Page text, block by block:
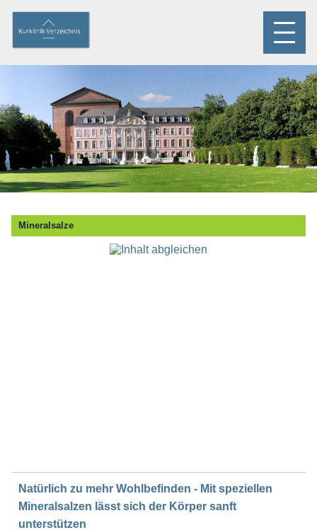
Mineralsalze
Natürlich zu mehr Wohlbefinden - Mit speziellen
Mineralsalzen lässt sich der Körper sanft
unterstützen